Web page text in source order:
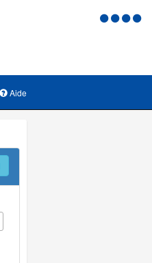
Menu
Aide